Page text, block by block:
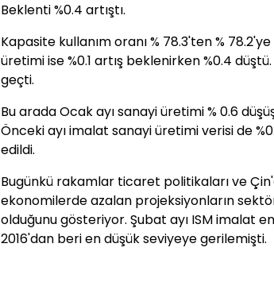
Beklenti %0.4 artıştı.
Kapasite kullanım oranı % 78.3'ten %
üretimi ise %0.1 artış beklenirken %0.4
geçti.
Bu arada Ocak ayı sanayi üretimi % 0.6
Önceki ayı imalat sanayi üretimi verisi de
edildi.
Bugünkü rakamlar ticaret politikaları ve
ekonomilerde azalan projeksiyonların
olduğunu gösteriyor. Şubat ayı ISM imalat
2016'dan beri en düşük seviyeye gerilemişti.